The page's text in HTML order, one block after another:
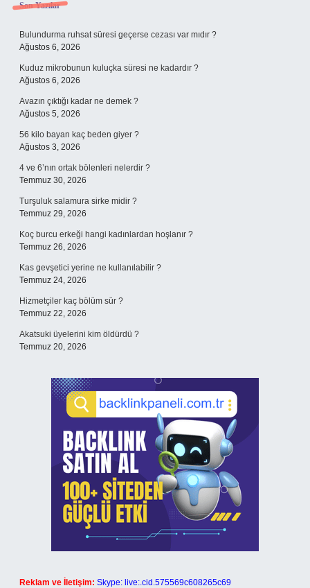
Sidebar
Son Yazılar
Bulundurma ruhsat süresi geçerse cezası var mıdır ?
Ağustos 6, 2026
Kuduz mikrobunun kuluçka süresi ne kadardır ?
Ağustos 6, 2026
Avazın çıktığı kadar ne demek ?
Ağustos 5, 2026
56 kilo bayan kaç beden giyer ?
Ağustos 3, 2026
4 ve 6’nın ortak bölenleri nelerdir ?
Temmuz 30, 2026
Turşuluk salamura sirke midir ?
Temmuz 29, 2026
Koç burcu erkeği hangi kadınlardan hoşlanır ?
Temmuz 26, 2026
Kas gevşetici yerine ne kullanılabilir ?
Temmuz 24, 2026
Hizmetçiler kaç bölüm sür ?
Temmuz 22, 2026
Akatsuki üyelerini kim öldürdü ?
Temmuz 20, 2026
Reklam ve İletişim: Skype: live:.cid.575569c608265c69